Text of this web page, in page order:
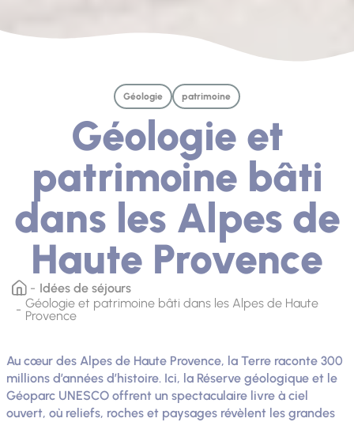
Géologie et
patrimoine bâti
dans les Alpes de
Haute Provence
Géologie patrimoine
Idées de séjours
Géologie et patrimoine bâti dans les Alpes de Haute
Provence
Au cœur des Alpes de Haute Provence, la Terre raconte 300
millions d’années d’histoire. Ici, la Réserve géologique et le
Géoparc UNESCO offrent un spectaculaire livre à ciel
ouvert, où reliefs, roches et paysages révèlent les grandes